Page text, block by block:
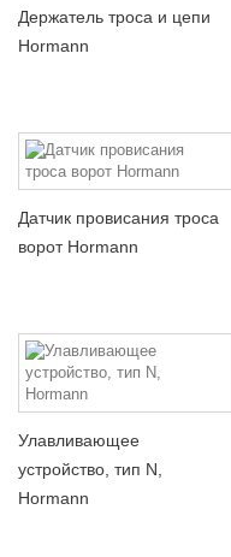
Держатель троса и цепи
Hormann
Датчик провисания троса
ворот Hormann
Улавливающее
устройство, тип N,
Hormann